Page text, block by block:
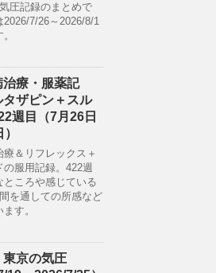
圧記録のまとめで
2026/7/26～2026/8/1
治療・服薬記
タザピン＋スル
週目（7月26日
療＆リフレックス＋
の服用記録。422週
ところや感じている
を通しての所感など
す。
東京の気圧